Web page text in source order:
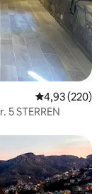
Gemiddelde
4,93 (220)
STERREN